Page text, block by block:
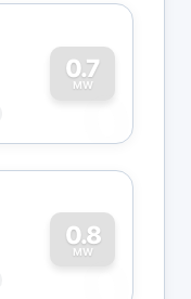
0.7
MW
0
0.8
MW